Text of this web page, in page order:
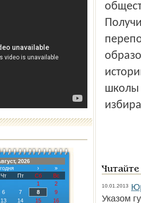
2026
›
»
Чт Пт Сб
Вс
1
2
6 7 8
9
13 14 15
16
школы
10.01.2013
Указом